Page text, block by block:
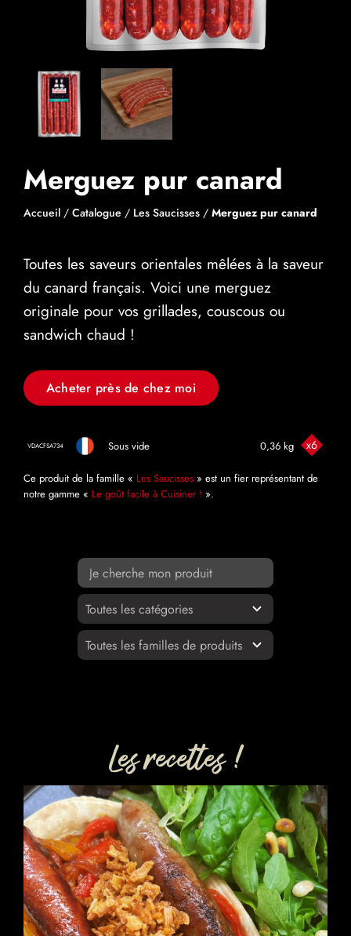
Merguez pur canard
Accueil/ Catalogue / Les Saucisses/ Merguez pur canard
Toutes les saveurs orientales mêlées à la saveur
du canard français. Voici une merguez
originale pour vos grillades, couscous ou
sandwich chaud !
Acheter près de chez moi
VDACFSA734 Sous vide 0,36 kg x6
Ce produit de la famille « Les Saucisses» est un fier représentant de
notre gamme « Le goût facile à Cuisiner ! ».
Les recettes !